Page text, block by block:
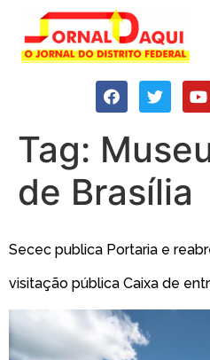
Tag:
de Brasília
Secec publica Portaria e
visitação pública Caixa de